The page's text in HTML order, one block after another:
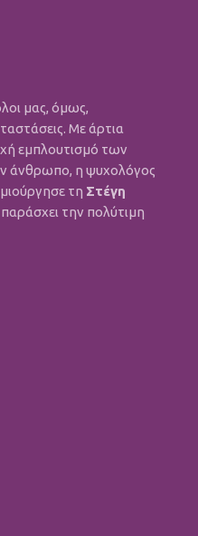
μας, όμως,
Με άρτια
εμπλουτισμό των
άνθρωπο, η ψυχολόγος
τη Στέγη
την πολύτιμη